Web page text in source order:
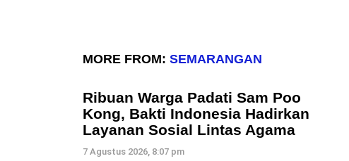
MORE FROM: SEMARANGAN
Ribuan Warga Padati Sam Poo
Kong, Bakti Indonesia Hadirkan
Layanan Sosial Lintas Agama
7 Agustus 2026, 8:07 pm